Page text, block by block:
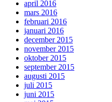
april 2016
mars 2016
februari 2016
januari 2016
december 2015
november 2015
oktober 2015
september 2015
augusti 2015
juli 2015
juni 2015